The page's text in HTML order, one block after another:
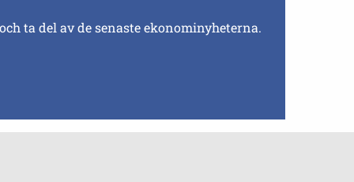
ta del av de senaste ekonominyheterna.